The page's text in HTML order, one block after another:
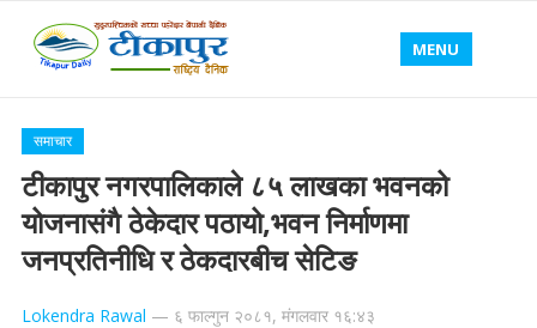
MENU
समाचार
टीकापुर नगरपालिकाले ८५ लाखका भवनको
योजनासंगै ठेकेदार पठायो,भवन निर्माणमा
जनप्रतिनीधि र ठेकदारबीच सेटिङ
Lokendra Rawal — ६ फाल्गुन २०८१, मंगलवार १६:४३